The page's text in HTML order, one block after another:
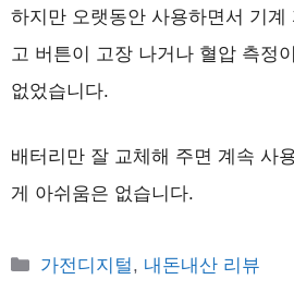
하지만 오랫동안 사용하면서 기계
고 버튼이 고장 나거나 혈압 측정
없었습니다.
배터리만 잘 교체해 주면 계속 사
게 아쉬움은 없습니다.
카
가전디지털, 내돈내산 리뷰